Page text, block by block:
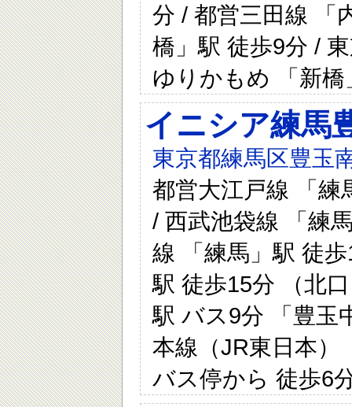
分 / 都営三田線 「
橋」駅 徒歩9分 /
ゆりかもめ 「新橋
イニシア練馬
東京都練馬区豊玉
都営大江戸線 「練
/ 西武池袋線 「練
線 「練馬」駅 徒
駅 徒歩15分 （北
駅 バス9分 「豊玉
本線（JR東日本）
バス停から 徒歩6